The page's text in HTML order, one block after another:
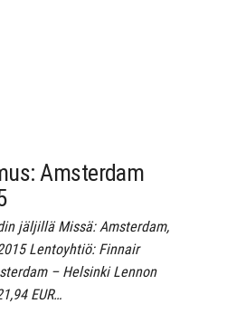
Amsterdam
jäljillä Missä: Amsterdam,
Lentoyhtiö: Finnair
– Helsinki Lennon
EUR…